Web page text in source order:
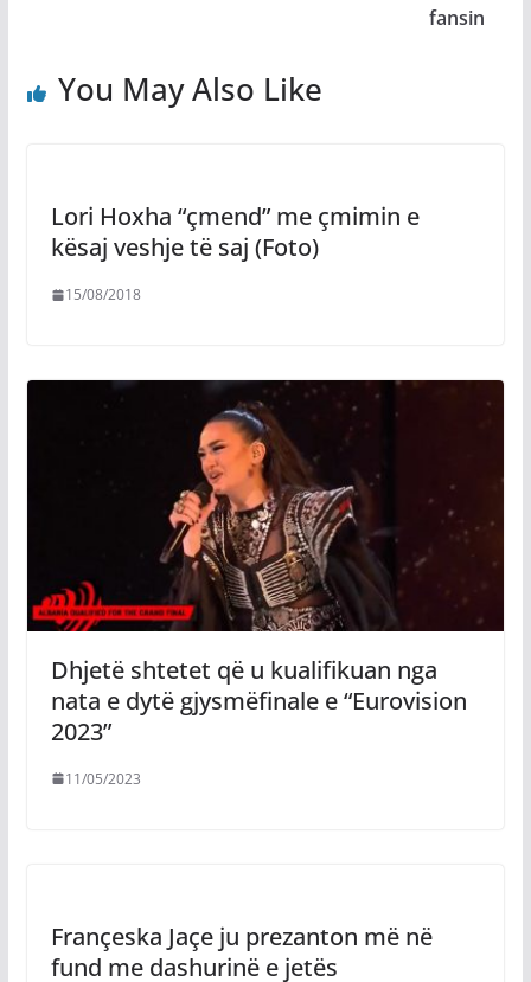
fansin
You May Also Like
Lori Hoxha “çmend” me çmimin e
kësaj veshje të saj (Foto)
15/08/2018
Dhjetë shtetet që u kualifikuan nga
nata e dytë gjysmëfinale e “Eurovision
2023”
11/05/2023
Françeska Jaçe ju prezanton më në
fund me dashurinë e jetës